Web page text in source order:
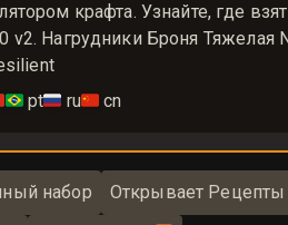
крафта. Узнайте, где
v2. Нагрудники Броня Тяжелая
pt🇷🇺 ru🇨🇳 cn
набор Открывает Рецепты